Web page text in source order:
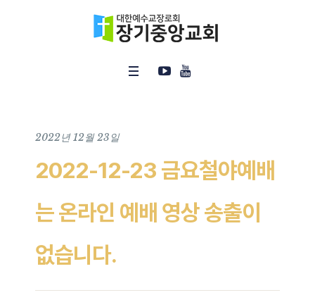
2022년 12월 23일
2022-12-23 금요철야예배
는 온라인 예배 영상 송출이
없습니다.